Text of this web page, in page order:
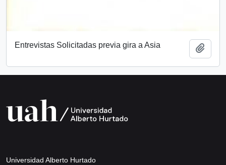
Entrevistas Solicitadas previa gira a Asia
Universidad Alberto Hurtado